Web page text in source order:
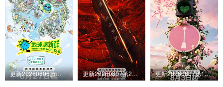
更新20260806旅行日记第6期 更新20260807第2期加更 更新20260807第1期陪看上